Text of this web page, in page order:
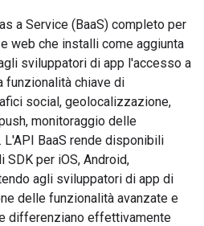
a Service (BaaS) completo per
web che installi come aggiunta
sviluppatori di app l'accesso a
funzionalità chiave di
social, geolocalizzazione,
monitoraggio delle
BaaS rende disponibili
per iOS, Android,
agli sviluppatori di app di
delle funzionalità avanzate e
differenziano effettivamente